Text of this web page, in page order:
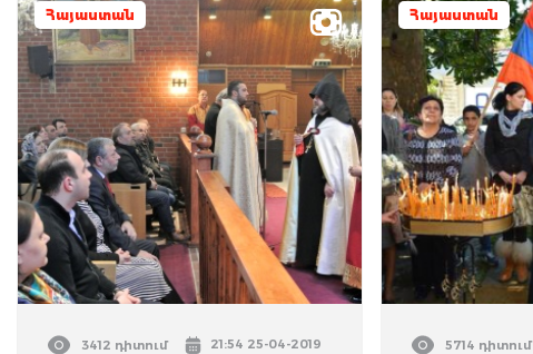
Հայաստան
3412 դիտում 21:54 25-04-2019
Հայաստան
5714 դիտում